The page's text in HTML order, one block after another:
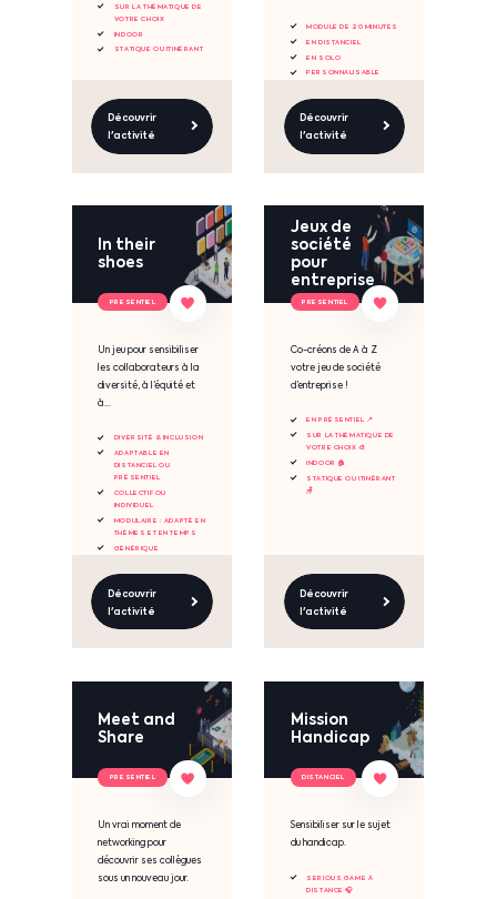
SUR LA THÉMATIQUE DE
VOTRE CHOIX
INDOOR
STATIQUE OU ITINÉRANT
Découvrir
l'activité
MODULE DE 20 MINUTES
EN DISTANCIEL
EN SOLO
PERSONNALISABLE
Découvrir
l'activité
In their
shoes
Un jeu pour sensibiliser
les collaborateurs à la
diversité, à l’équité et
à...
DIVERSITÉ & INCLUSION
ADAPTABLE EN
DISTANCIEL OU
PRÉSENTIEL
COLLECTIF OU
INDIVIDUEL
MODULAIRE : ADAPTÉ EN
THÈMES ET EN TEMPS
GÉNÉRIQUE
Découvrir
l'activité
PRESENTIEL
Jeux de
société
pour
entreprise
Co-créons de A à Z
votre jeu de société
d’entreprise !
EN PRÉSENTIEL 📍
SUR LA THÉMATIQUE DE
VOTRE CHOIX 🎨
INDOOR 🏠
STATIQUE OU ITINÉRANT
🪑
Découvrir
l'activité
PRESENTIEL
Meet and
Share
Un vrai moment de
networking pour
découvrir ses collègues
sous un nouveau jour.
PRESENTIEL
Mission
Handicap
Sensibiliser sur le sujet
du handicap.
SERIOUS GAME À
DISTANCE 🎧
DISTANCIEL